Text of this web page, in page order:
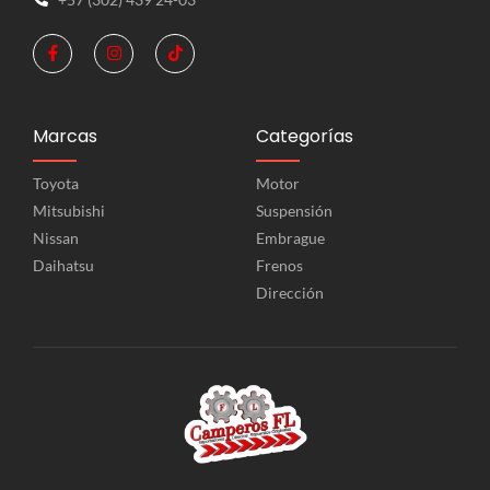
Marcas
Toyota
Mitsubishi
Nissan
Daihatsu
Categorías
Motor
Suspensión
Embrague
Frenos
Dirección